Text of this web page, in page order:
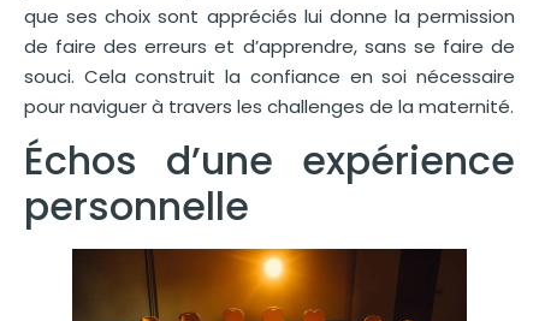
que ses choix sont appréciés lui donne la permission
de faire des erreurs et d’apprendre, sans se faire de
souci. Cela construit la confiance en soi nécessaire
pour naviguer à travers les challenges de la maternité.
Échos d’une expérience
personnelle